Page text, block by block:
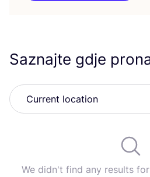
Saznajte gdje
We didn't find any results